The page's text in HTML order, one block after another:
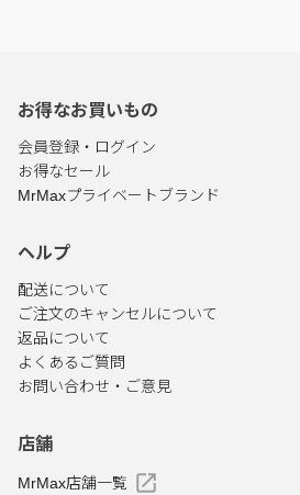
お得なお買いもの
会員登録・ログイン
お得なセール
MrMaxプライベートブランド
ヘルプ
配送について
ご注文のキャンセルについて
返品について
よくあるご質問
お問い合わせ・ご意見
店舗
MrMax店舗一覧